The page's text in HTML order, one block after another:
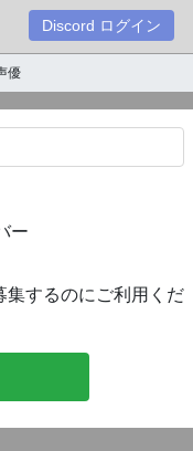
Discord ログイン
優
ー
集するのにご利用くだ